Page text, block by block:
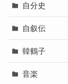
自分史
自叙伝
韓鶴子
音楽